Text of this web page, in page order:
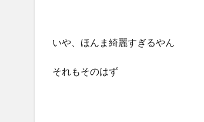
いや、ほんま綺麗すぎるやん
それもそのはず